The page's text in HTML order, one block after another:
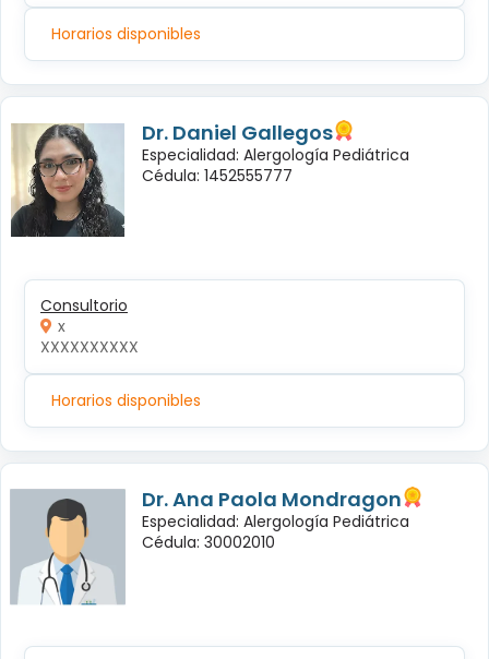
Horarios disponibles
Dr. Daniel Gallegos
Especialidad: Alergología Pediátrica
Cédula: 1452555777
Consultorio
x
XXXXXXXXXX
Horarios disponibles
Dr. Ana Paola Mondragon
Especialidad: Alergología Pediátrica
Cédula: 30002010